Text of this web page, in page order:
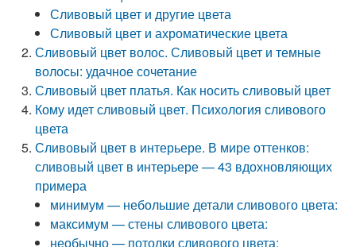
Сливовый цвет и другие цвета
Сливовый цвет и ахроматические цвета
Сливовый цвет волос. Сливовый цвет и темные
волосы: удачное сочетание
Сливовый цвет платья. Как носить сливовый цвет
Кому идет сливовый цвет. Психология сливового
цвета
Сливовый цвет в интерьере. В мире оттенков:
сливовый цвет в интерьере — 43 вдохновляющих
примера
минимум — небольшие детали сливового цвета:
максимум — стены сливового цвета:
необычно — потолки сливового цвета: